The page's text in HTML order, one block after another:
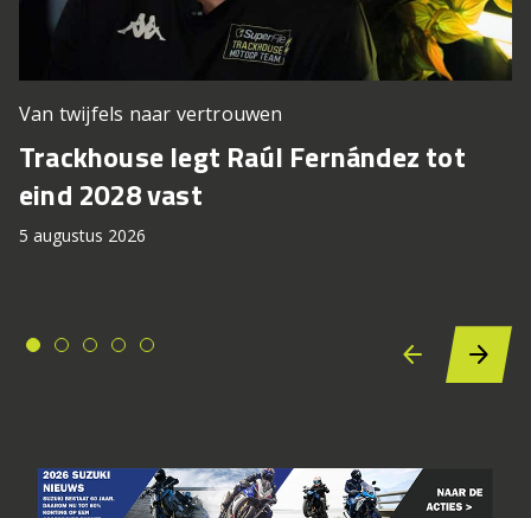
Van twijfels naar vertrouwen
Trackhouse legt Raúl Fernández tot
eind 2028 vast
5 augustus 2026